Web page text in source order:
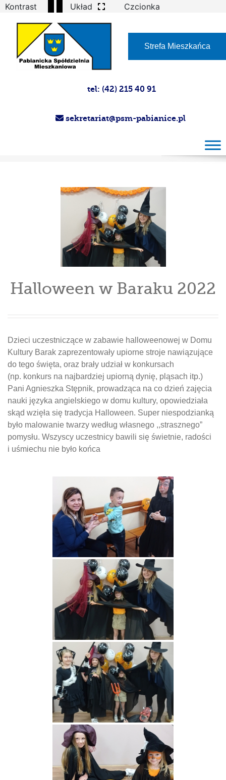
Kontrast Układ Czcionka
Strefa Mieszkańca
tel: (42) 215 40 91
sekretariat@psm-pabianice.pl
Halloween w Baraku 2022
Dzieci uczestniczące w zabawie halloweenowej w Domu
Kultury Barak zaprezentowały upiorne stroje nawiązujące
do tego święta, oraz brały udział w konkursach
(np. konkurs na najbardziej upiorną dynię, pląsach itp.)
Pani Agnieszka Stępnik, prowadząca na co dzień zajęcia
nauki języka angielskiego w domu kultury, opowiedziała
skąd wzięła się tradycja Halloween. Super niespodzianką
było malowanie twarzy według własnego ,,strasznego”
pomysłu. Wszyscy uczestnicy bawili się świetnie, radości
i uśmiechu nie było końca